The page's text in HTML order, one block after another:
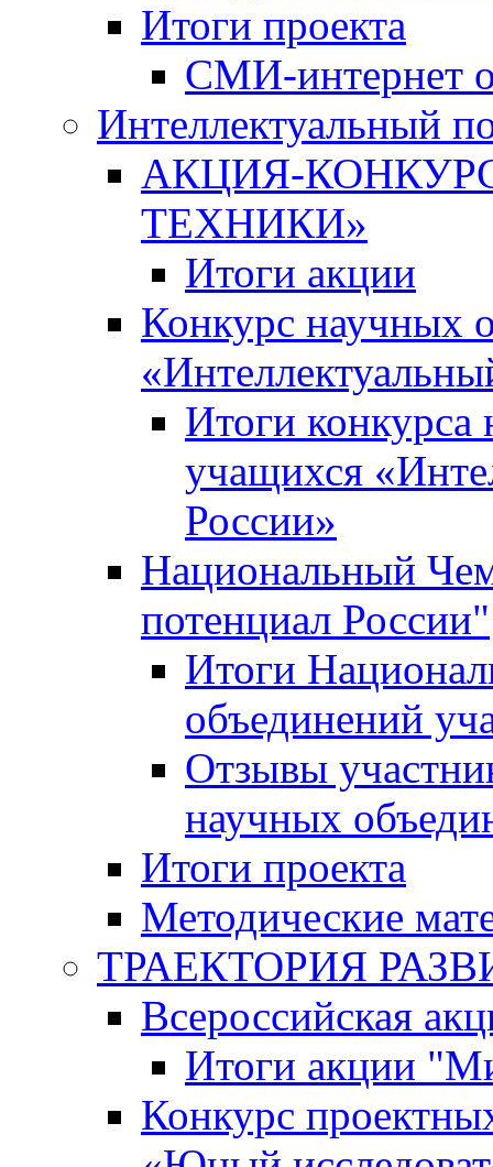
Итоги проекта
СМИ-интернет
Интеллектуальный
АКЦИЯ-
ТЕХНИКИ»
Итоги акции
Конкурс научных
Итоги
учащихся
России»
Национальный
потенциал России"
Итоги
объединений
Отзывы
научных
Итоги проекта
Методические
ТРАЕКТОРИЯ
Всероссийская
Итоги акции
Конкурс